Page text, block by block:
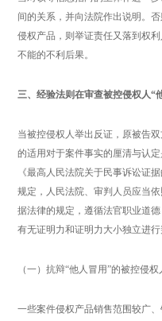
间的关系，并向法院作出说明。
侵权产品，则举证责任又落到权
不能的不利后果。
三、经验法则在审查被控侵权人“
当被控侵权人举出反证，原被告
的适用对于案件事实的厘清与认
《最高人民法院关于民事诉讼证
规定，人民法院、审判人员应当
据法律的规定，遵循法官职业道
有无证明力和证明力大小独立进
（一）抗辩“他人冒用”的被控侵
一些案件侵权产品销售范围较广